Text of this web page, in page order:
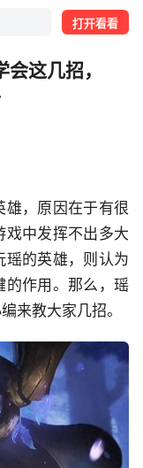
打开看看
这几招，
雄，原因在于有很
戏中发挥不出多大
瑶的英雄，则认为
的作用。那么，瑶
来教大家几招。